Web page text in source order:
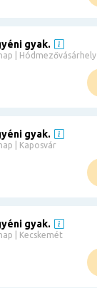
gyak.
| Hódmezővásárhely
gyak.
| Kaposvár
gyak.
| Kecskemét